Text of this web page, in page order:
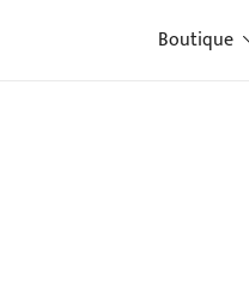
Boutique